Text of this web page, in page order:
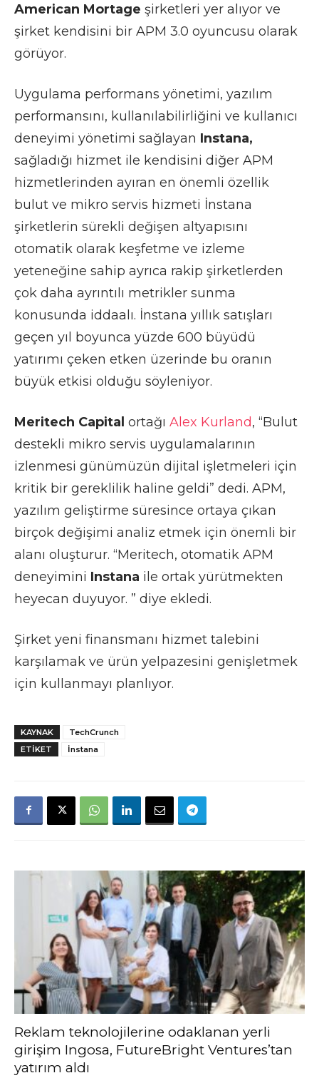
American Mortage şirketleri yer alıyor ve
şirket kendisini bir APM 3.0 oyuncusu olarak
görüyor.
Uygulama performans yönetimi, yazılım
performansını, kullanılabilirliğini ve kullanıcı
deneyimi yönetimi sağlayan Instana,
sağladığı hizmet ile kendisini diğer APM
hizmetlerinden ayıran en önemli özellik
bulut ve mikro servis hizmeti İnstana
şirketlerin sürekli değişen altyapısını
otomatik olarak keşfetme ve izleme
yeteneğine sahip ayrıca rakip şirketlerden
çok daha ayrıntılı metrikler sunma
konusunda iddaalı. İnstana yıllık satışları
geçen yıl boyunca yüzde 600 büyüdü
yatırımı çeken etken üzerinde bu oranın
büyük etkisi olduğu söyleniyor.
Meritech Capital ortağı Alex Kurland, “Bulut
destekli mikro servis uygulamalarının
izlenmesi günümüzün dijital işletmeleri için
kritik bir gereklilik haline geldi” dedi. APM,
yazılım geliştirme süresince ortaya çıkan
birçok değişimi analiz etmek için önemli bir
alanı oluşturur. “Meritech, otomatik APM
deneyimini Instana ile ortak yürütmekten
heyecan duyuyor. ” diye ekledi.
Şirket yeni finansmanı hizmet talebini
karşılamak ve ürün yelpazesini genişletmek
için kullanmayı planlıyor.
KAYNAK
TechCrunch
ETIKET
İnstana
Reklam teknolojilerine odaklanan yerli
girişim Ingosa, FutureBright Ventures’tan
yatırım aldı